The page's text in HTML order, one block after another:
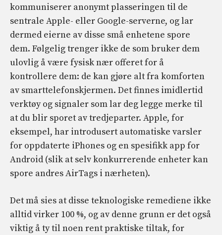
kommuniserer anonymt plasseringen til de
sentrale Apple- eller Google-serverne, og lar
dermed eierne av disse små enhetene spore
dem. Følgelig trenger ikke de som bruker dem
ulovlig å være fysisk nær offeret for å
kontrollere dem: de kan gjøre alt fra komforten
av smarttelefonskjermen. Det finnes imidlertid
verktøy og signaler som lar deg legge merke til
at du blir sporet av tredjeparter. Apple, for
eksempel, har introdusert automatiske varsler
for oppdaterte iPhones og en spesifikk app for
Android (slik at selv konkurrerende enheter kan
spore andres AirTags i nærheten).
Det må sies at disse teknologiske remediene ikke
alltid virker 100 %, og av denne grunn er det også
viktig å ty til noen rent praktiske tiltak, for